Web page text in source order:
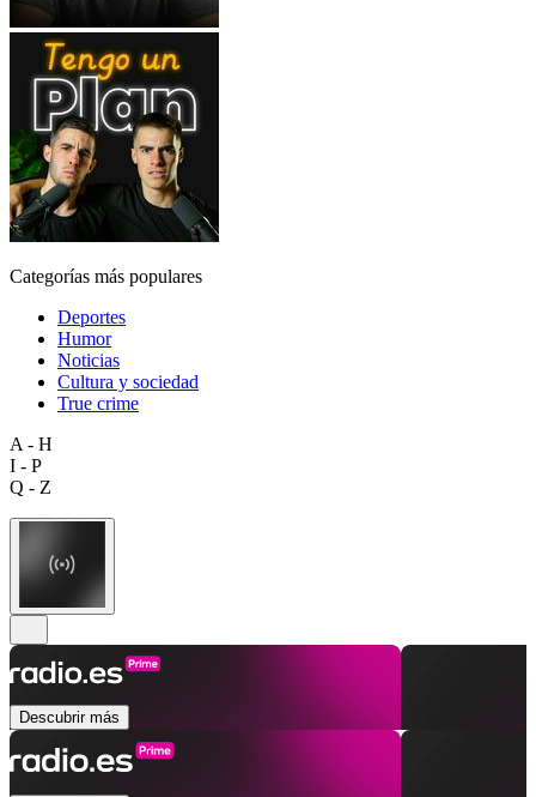
Categorías más populares
Deportes
Humor
Noticias
Cultura y sociedad
True crime
A - H
I - P
Q - Z
Descubrir más